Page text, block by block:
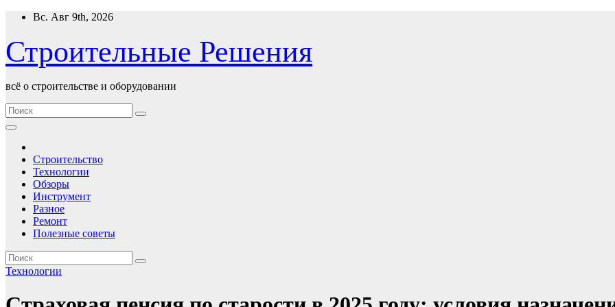
Перейти
содержимому
Вс. Авг 9th, 2026
Строительные Решения
всё о строительстве и оборудовании
Строительство
Технологии
Обзоры
Инструмент
Разное
Ремонт
Полезные советы
Технологии